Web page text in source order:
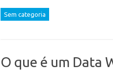
Sem categoria
O que é um Data